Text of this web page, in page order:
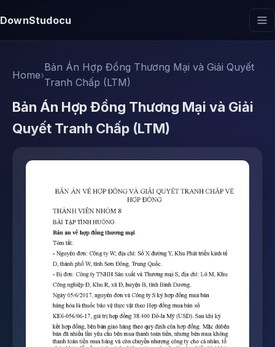
DownStudocu
Home›
Bản Án Hợp Đồng Thương Mại và Giải Quyết
Tranh Chấp (LTM)
Bản Án Hợp Đồng Thương Mại và Giải
Quyết Tranh Chấp (LTM)